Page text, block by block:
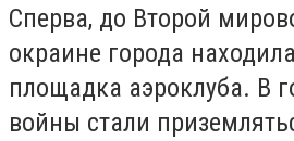
Сперва, до Второй
окраине города
площадка аэроклуба. В
войны стали